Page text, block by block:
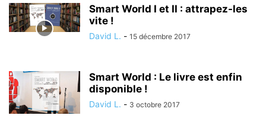
Smart World I et II : attrapez-les
vite !
David L. - 15 décembre 2017
Smart World : Le livre est enfin
disponible !
David L. - 3 octobre 2017